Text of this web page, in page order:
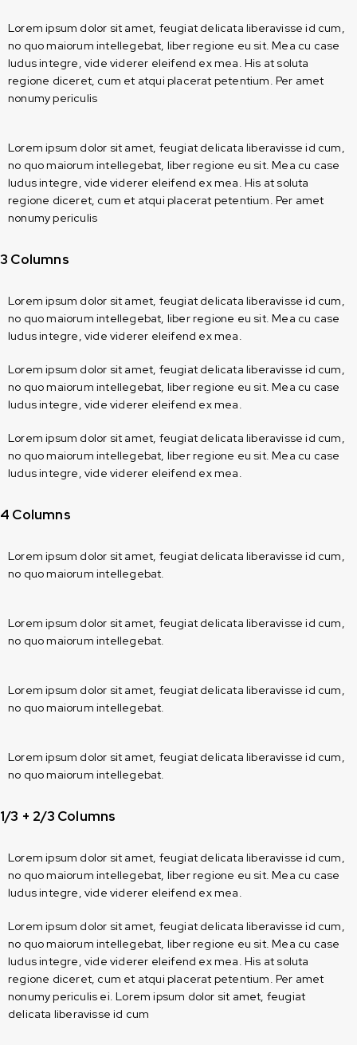
Lorem ipsum dolor sit amet, feugiat delicata liberavisse id cum,
no quo maiorum intellegebat, liber regione eu sit. Mea cu case
ludus integre, vide viderer eleifend ex mea. His at soluta
regione diceret, cum et atqui placerat petentium. Per amet
nonumy periculis
Lorem ipsum dolor sit amet, feugiat delicata liberavisse id cum,
no quo maiorum intellegebat, liber regione eu sit. Mea cu case
ludus integre, vide viderer eleifend ex mea. His at soluta
regione diceret, cum et atqui placerat petentium. Per amet
nonumy periculis
3 Columns
Lorem ipsum dolor sit amet, feugiat delicata liberavisse id cum,
no quo maiorum intellegebat, liber regione eu sit. Mea cu case
ludus integre, vide viderer eleifend ex mea.
Lorem ipsum dolor sit amet, feugiat delicata liberavisse id cum,
no quo maiorum intellegebat, liber regione eu sit. Mea cu case
ludus integre, vide viderer eleifend ex mea.
Lorem ipsum dolor sit amet, feugiat delicata liberavisse id cum,
no quo maiorum intellegebat, liber regione eu sit. Mea cu case
ludus integre, vide viderer eleifend ex mea.
4 Columns
Lorem ipsum dolor sit amet, feugiat delicata liberavisse id cum,
no quo maiorum intellegebat.
Lorem ipsum dolor sit amet, feugiat delicata liberavisse id cum,
no quo maiorum intellegebat.
Lorem ipsum dolor sit amet, feugiat delicata liberavisse id cum,
no quo maiorum intellegebat.
Lorem ipsum dolor sit amet, feugiat delicata liberavisse id cum,
no quo maiorum intellegebat.
1/3 + 2/3 Columns
Lorem ipsum dolor sit amet, feugiat delicata liberavisse id cum,
no quo maiorum intellegebat, liber regione eu sit. Mea cu case
ludus integre, vide viderer eleifend ex mea.
Lorem ipsum dolor sit amet, feugiat delicata liberavisse id cum,
no quo maiorum intellegebat, liber regione eu sit. Mea cu case
ludus integre, vide viderer eleifend ex mea. His at soluta
regione diceret, cum et atqui placerat petentium. Per amet
nonumy periculis ei. Lorem ipsum dolor sit amet, feugiat
delicata liberavisse id cum